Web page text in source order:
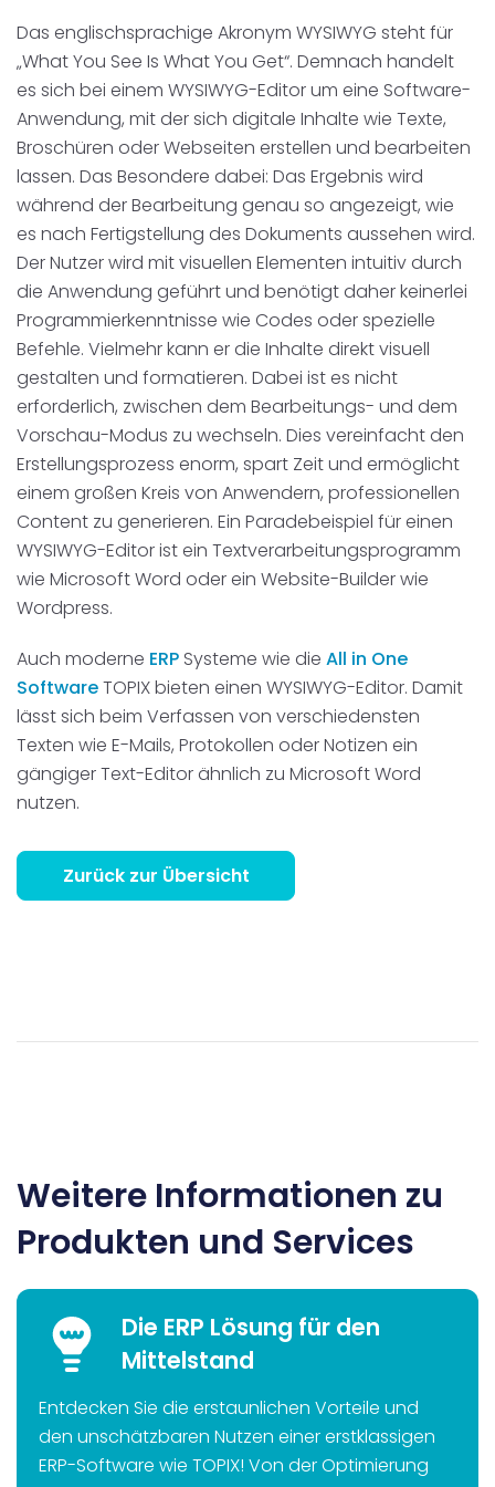
Das englischsprachige Akronym WYSIWYG steht für
„What You See Is What You Get“. Demnach handelt
es sich bei einem WYSIWYG-Editor um eine Software-
Anwendung, mit der sich digitale Inhalte wie Texte,
Broschüren oder Webseiten erstellen und bearbeiten
lassen. Das Besondere dabei: Das Ergebnis wird
während der Bearbeitung genau so angezeigt, wie
es nach Fertigstellung des Dokuments aussehen wird.
Der Nutzer wird mit visuellen Elementen intuitiv durch
die Anwendung geführt und benötigt daher keinerlei
Programmierkenntnisse wie Codes oder spezielle
Befehle. Vielmehr kann er die Inhalte direkt visuell
gestalten und formatieren. Dabei ist es nicht
erforderlich, zwischen dem Bearbeitungs- und dem
Vorschau-Modus zu wechseln. Dies vereinfacht den
Erstellungsprozess enorm, spart Zeit und ermöglicht
einem großen Kreis von Anwendern, professionellen
Content zu generieren. Ein Paradebeispiel für einen
WYSIWYG-Editor ist ein Textverarbeitungsprogramm
wie Microsoft Word oder ein Website-Builder wie
Wordpress.
Auch moderne ERP Systeme wie dieAll in One
SoftwareTOPIX bieten einen WYSIWYG-Editor. Damit
lässt sich beim Verfassen von verschiedensten
Texten wie E-Mails, Protokollen oder Notizen ein
gängiger Text-Editor ähnlich zu Microsoft Word
nutzen.
Zurück zur Übersicht
Weitere Informationen zu
Produkten und Services
Die ERP Lösung für den
Mittelstand
Entdecken Sie die erstaunlichen Vorteile und
den unschätzbaren Nutzen einer erstklassigen
ERP-Software wie TOPIX! Von der Optimierung
Disposition
schwarz auf weiß
Cenvis
GL Verleih
Schneestern
Inexio
Robers